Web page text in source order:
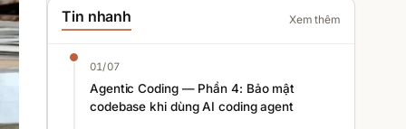
Tin nhanh Xem thêm
01/07
Agentic Coding — Phần 4: Bảo mật
codebase khi dùng AI coding agent